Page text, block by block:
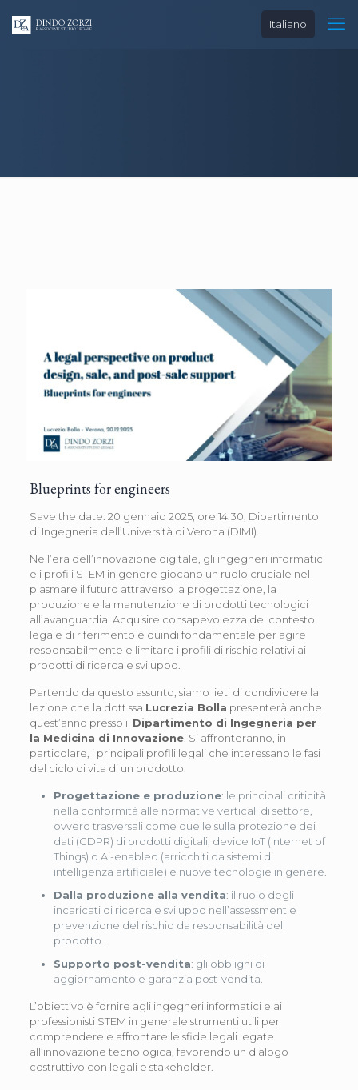
Italiano
Blueprints for engineers
Save the date: 20 gennaio 2025, ore 14.30, Dipartimento
di Ingegneria dell’Università di Verona (DIMI).
Nell’era dell’innovazione digitale, gli ingegneri informatici
e i profili STEM in genere giocano un ruolo cruciale nel
plasmare il futuro attraverso la progettazione, la
produzione e la manutenzione di prodotti tecnologici
all’avanguardia. Acquisire consapevolezza del contesto
legale di riferimento è quindi fondamentale per agire
responsabilmente e limitare i profili di rischio relativi ai
prodotti di ricerca e sviluppo.
Partendo da questo assunto, siamo lieti di condividere la
lezione che la dott.ssa Lucrezia Bolla presenterà anche
quest’anno presso il Dipartimento di Ingegneria per
la Medicina di Innovazione. Si affronteranno, in
particolare, i principali profili legali che interessano le fasi
del ciclo di vita di un prodotto:
Progettazione e produzione: le principali criticità
nella conformità alle normative verticali di settore,
ovvero trasversali come quelle sulla protezione dei
dati (GDPR) di prodotti digitali, device IoT (Internet of
Things) o Ai-enabled (arricchiti da sistemi di
intelligenza artificiale) e nuove tecnologie in genere.
Dalla produzione alla vendita: il ruolo degli
incaricati di ricerca e sviluppo nell’assessment e
prevenzione del rischio da responsabilità del
prodotto.
Supporto post-vendita: gli obblighi di
aggiornamento e garanzia post-vendita.
L’obiettivo è fornire agli ingegneri informatici e ai
professionisti STEM in generale strumenti utili per
comprendere e affrontare le sfide legali legate
all’innovazione tecnologica, favorendo un dialogo
costruttivo con legali e stakeholder.